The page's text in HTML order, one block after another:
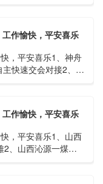
作愉快，平安喜乐
，平安喜乐1、神舟
快速交会对接2、山
作愉快，平安喜乐
，平安喜乐1、山西
2、山西沁源一煤矿